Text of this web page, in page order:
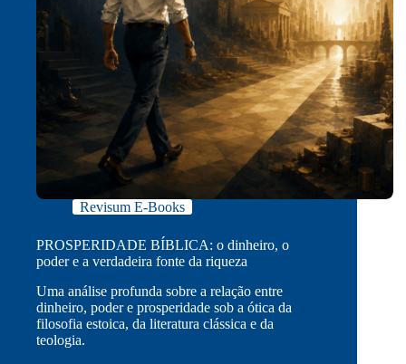
Revisum E-Books
PROSPERIDADE BÍBLICA: o dinheiro, o
poder e a verdadeira fonte da riqueza
Uma análise profunda sobre a relação entre
dinheiro, poder e prosperidade sob a ótica da
filosofia estoica, da literatura clássica e da
teologia.